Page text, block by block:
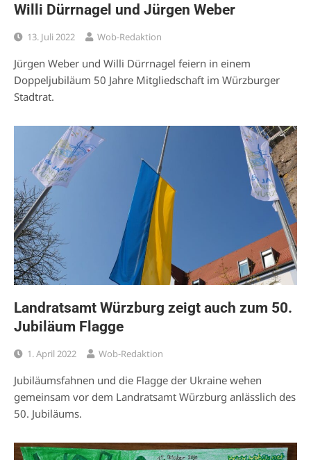
Willi Dürrnagel und Jürgen Weber
13. Juli 2022 Wob-Redaktion
Jürgen Weber und Willi Dürrnagel feiern in einem
Doppeljubiläum 50 Jahre Mitgliedschaft im Würzburger
Stadtrat.
Landratsamt Würzburg zeigt auch zum 50.
Jubiläum Flagge
1. April 2022 Wob-Redaktion
Jubiläumsfahnen und die Flagge der Ukraine wehen
gemeinsam vor dem Landratsamt Würzburg anlässlich des
50. Jubiläums.